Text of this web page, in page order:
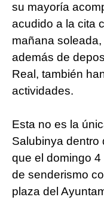
su mayoría
acudido a la cita
mañana
además de
Real, también
actividades.
Esta no es la
Salubinya dentro
que el domingo
de senderismo
plaza del